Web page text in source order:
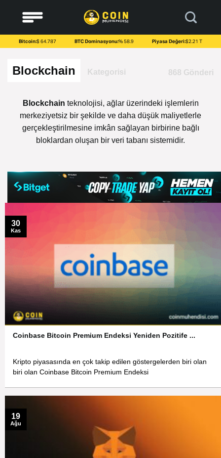
content
Bitcoin:$ 64.787 BTC Dominasyonu:% 58.9 Piyasa Değeri:$2.21 T
Blockchain Kategorisi 868 Gönderi
Blockchain teknolojisi, ağlar üzerindeki işlemlerin
merkeziyetsiz bir şekilde ve daha düşük maliyetlerle
gerçekleştirilmesine imkân sağlayan birbirine bağlı
bloklardan oluşan bir veri tabanı sistemidir.
Coinbase Bitcoin Premium Endeksi Yeniden Pozitife ...
Kripto piyasasında en çok takip edilen göstergelerden biri olan
biri olan Coinbase Bitcoin Premium Endeksi
30
Kas
19
Ağu